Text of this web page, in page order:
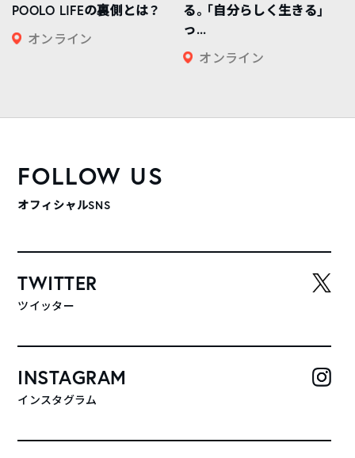
POOLO LIFEの裏側とは？
オンライン
る。「自分らしく生きる」
っ...
オンライン
FOLLOW US
オフィシャルSNS
TWITTER
ツイッター
INSTAGRAM
インスタグラム